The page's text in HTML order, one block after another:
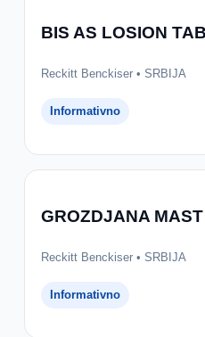
BIS AS LOSION
Reckitt Benckiser • SRBIJA
Informativno
GROZDJANA
Reckitt Benckiser • SRBIJA
Informativno